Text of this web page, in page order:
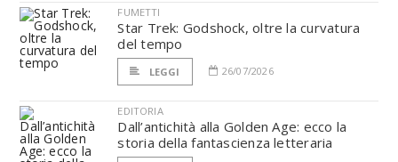
FUMETTI
Star Trek: Godshock, oltre la curvatura
del tempo
LEGGI 26/07/2026
EDITORIA
Dall’antichità alla Golden Age: ecco la
storia della fantascienza letteraria